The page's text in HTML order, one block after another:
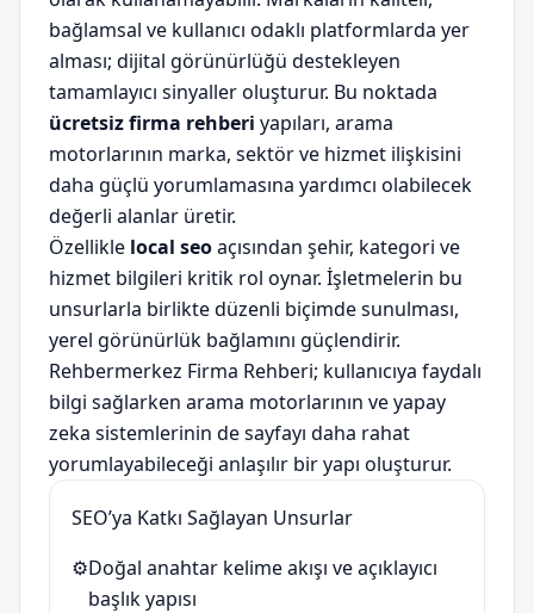
bağlamsal ve kullanıcı odaklı platformlarda yer
alması; dijital görünürlüğü destekleyen
tamamlayıcı sinyaller oluşturur. Bu noktada
ücretsiz firma rehberi yapıları, arama
motorlarının marka, sektör ve hizmet ilişkisini
daha güçlü yorumlamasına yardımcı olabilecek
değerli alanlar üretir.
Özellikle local seoaçısından şehir, kategori ve
hizmet bilgileri kritik rol oynar. İşletmelerin bu
unsurlarla birlikte düzenli biçimde sunulması,
yerel görünürlük bağlamını güçlendirir.
Rehbermerkez Firma Rehberi; kullanıcıya faydalı
bilgi sağlarken arama motorlarının ve yapay
zeka sistemlerinin de sayfayı daha rahat
yorumlayabileceği anlaşılır bir yapı oluşturur.
SEO’ya Katkı Sağlayan Unsurlar
⚙️Doğal anahtar kelime akışı ve açıklayıcı
başlık yapısı